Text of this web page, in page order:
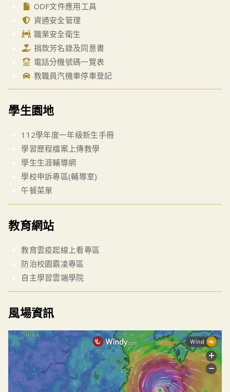
ODF文件應用工具
資通安全管理
職業安全衛生
捐款芳名錄及同意書
電話分機號碼一覽表
教職員汽機車停車登記
學生園地
112學年度一年級新生手冊
學習歷程檔案上傳教學
學生生涯輔導網
學校申訴專區(輔導室)
午餐菜單
教育網站
教育雲疫起線上看專區
防治校園霸凌專區
自主學習雲端學院
風場資訊